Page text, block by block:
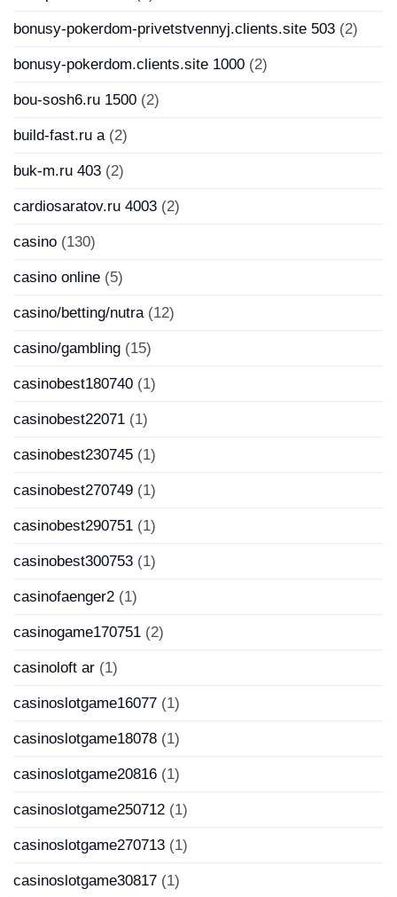
bonusy-pokerdom-privetstvennyj.clients.site 503 (2)
bonusy-pokerdom.clients.site 1000 (2)
bou-sosh6.ru 1500 (2)
build-fast.ru a(2)
buk-m.ru 403 (2)
cardiosaratov.ru 4003 (2)
casino (130)
casino online (5)
casino/betting/nutra(12)
casino/gambling (15)
casinobest180740 (1)
casinobest22071 (1)
casinobest230745 (1)
casinobest270749 (1)
casinobest290751 (1)
casinobest300753 (1)
casinofaenger2 (1)
casinogame170751 (2)
casinoloft ar (1)
casinoslotgame16077 (1)
casinoslotgame18078 (1)
casinoslotgame20816 (1)
casinoslotgame250712 (1)
casinoslotgame270713 (1)
casinoslotgame30817 (1)